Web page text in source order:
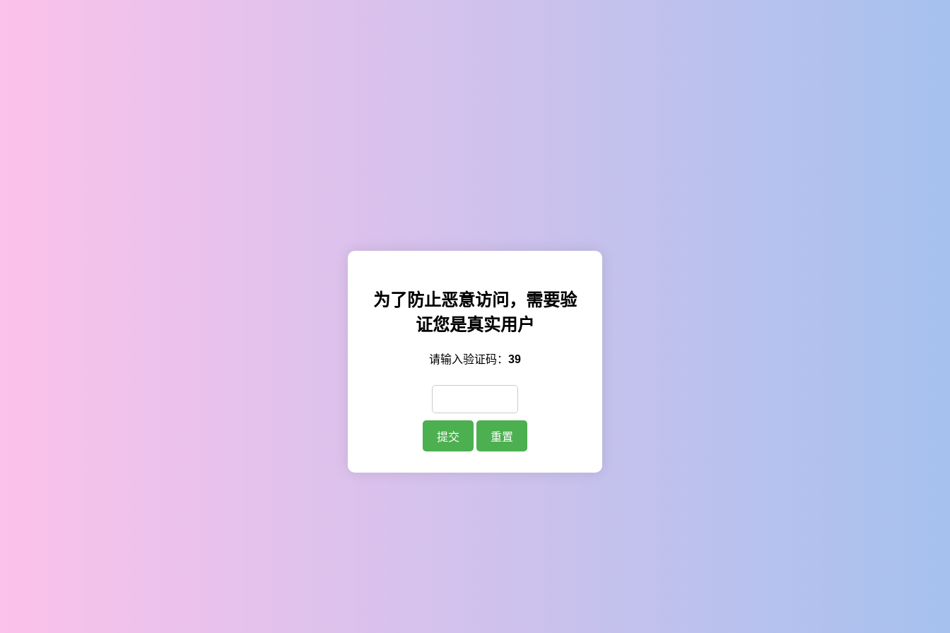
为了防止恶意访问，需要验
证您是真实用户
请输入验证码： 39
提交 重置